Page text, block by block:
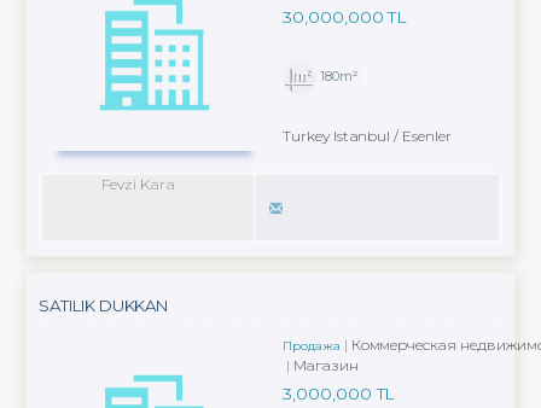
30,000,000 TL
180m²
Turkey Istanbul / Esenler
Fevzi Kara
SATILIK DUKKAN
Продажа
Коммерческая
Магазин
3,000,000 TL